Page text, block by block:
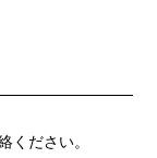
ださい。